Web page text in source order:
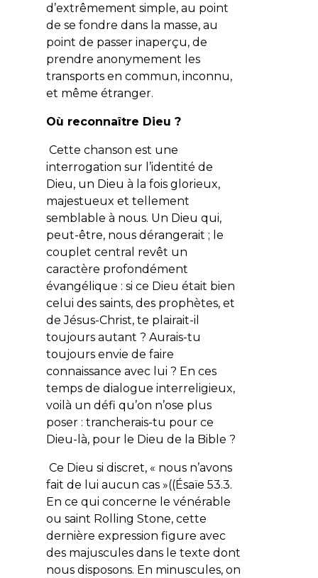
d’extrêmement simple, au point
de se fondre dans la masse, au
point de passer inaperçu, de
prendre anonymement les
transports en commun, inconnu,
et même étranger.
Où reconnaître Dieu ?
Cette chanson est une
interrogation sur l’identité de
Dieu, un Dieu à la fois glorieux,
majestueux et tellement
semblable à nous. Un Dieu qui,
peut-être, nous dérangerait ; le
couplet central revêt un
caractère profondément
évangélique : si ce Dieu était bien
celui des saints, des prophètes, et
de Jésus-Christ, te plairait-il
toujours autant ? Aurais-tu
toujours envie de faire
connaissance avec lui ? En ces
temps de dialogue interreligieux,
voilà un défi qu’on n’ose plus
poser : trancherais-tu pour ce
Dieu-là, pour le Dieu de la Bible ?
Ce Dieu si discret, « nous n’avons
fait de lui aucun cas»((Ésaïe 53.3.
En ce qui concerne le vénérable
ou saint Rolling Stone, cette
dernière expression figure avec
des majuscules dans le texte dont
nous disposons. En minuscules, on